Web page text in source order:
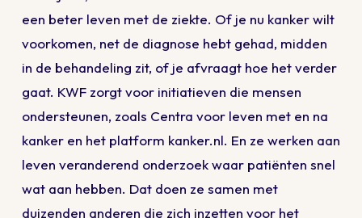
een beter leven met de ziekte. Of je nu kanker wilt
voorkomen, net de diagnose hebt gehad, midden
in de behandeling zit, of je afvraagt hoe het verder
gaat. KWF zorgt voor initiatieven die mensen
ondersteunen, zoals Centra voor leven met en na
kanker en het platform kanker.nl. En ze werken aan
leven veranderend onderzoek waar patiënten snel
wat aan hebben. Dat doen ze samen met
duizenden anderen die zich inzetten voor het